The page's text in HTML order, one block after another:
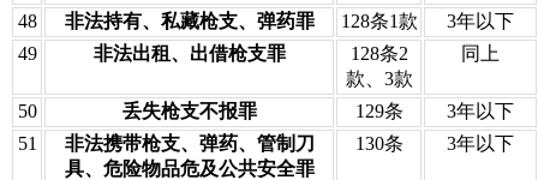
48
非法持有、私藏枪支、弹药罪 128条1款
3年以下
49
非法出租、出借枪支罪
128条2
款、3款
同上
50 丢失枪支不报罪 129条
3年以下
51
非法携带枪支、弹药、管制刀
具、危险物品危及公共安全罪
130条 3年以下